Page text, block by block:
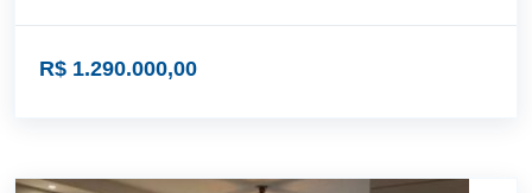
R$ 1.290.000,00